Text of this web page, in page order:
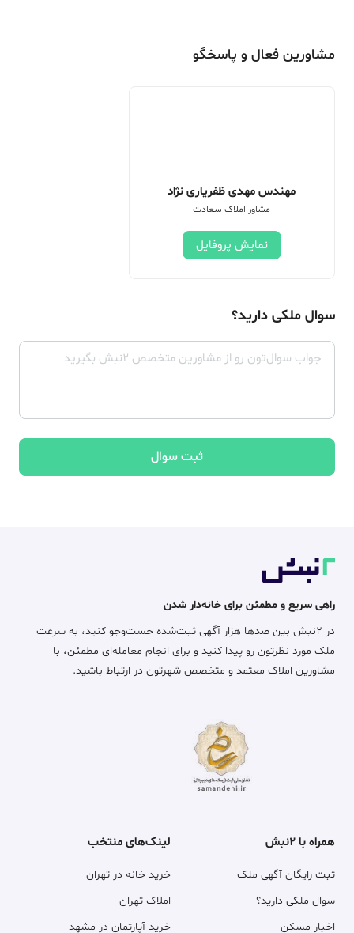
مشاورین فعال و پاسخگو
مهندس مهدی ظفریاری نژاد
مشاور املاک سعادت
نمایش پروفایل
سوال ملکی دارید؟
ثبت سوال
راهی سریع و مطمئن برای خانه‌دار شدن
در ۲نبش بین صدها هزار آگهی ثبت‌شده جست‌وجو کنید، به سرعت
ملک مورد نظرتون رو پیدا کنید و برای انجام معامله‌ای مطمئن، با
مشاورین املاک معتمد و متخصص شهرتون در ارتباط باشید.
همراه با ۲نبش
ثبت رایگان آگهی ملک
سوال ملکی دارید؟
اخبار مسکن
لینک‌های منتخب
خرید خانه در تهران
املاک تهران
خرید آپارتمان در مشهد